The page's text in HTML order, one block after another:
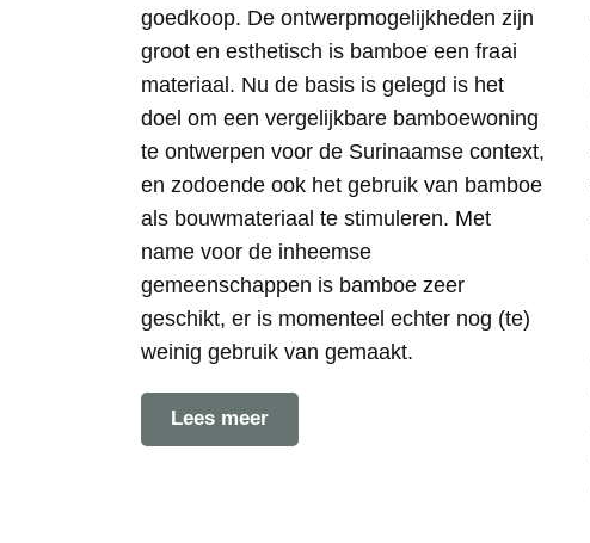
goedkoop. De ontwerpmogelijkheden zijn
groot en esthetisch is bamboe een fraai
materiaal. Nu de basis is gelegd is het
doel om een vergelijkbare bamboewoning
te ontwerpen voor de Surinaamse context,
en zodoende ook het gebruik van bamboe
als bouwmateriaal te stimuleren. Met
name voor de inheemse
gemeenschappen is bamboe zeer
geschikt, er is momenteel echter nog (te)
weinig gebruik van gemaakt.
Lees meer